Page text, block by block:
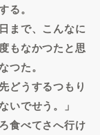
る。
まで、こんなに
もなかつたと思
つた。
どうするつもり
いでせう。」
食べてさへ行け